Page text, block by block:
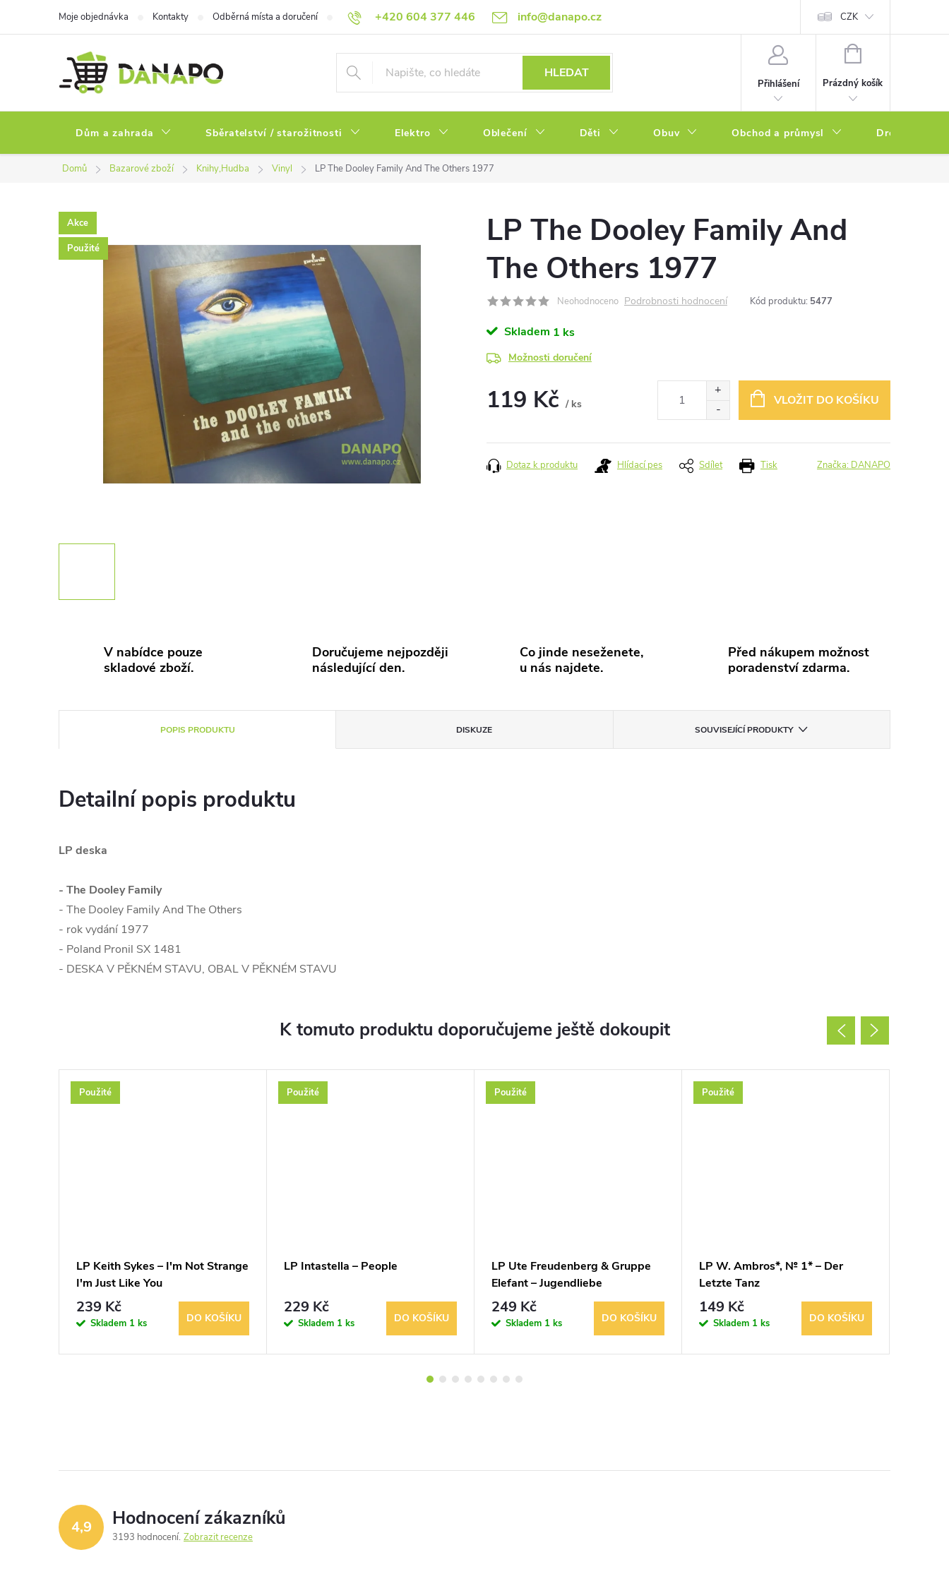
+420 604 377 446 info@danapo.cz
Moje objednávka Kontakty Odběrná místa a doručení Hodnocení obchodu Obchodní podmínky Reklamace a výměna zboží Podmínky ochrany osobních údajů Soubory cookies
CZK
HLEDAT
Přihlášení
NÁKUPNÍ
Prázdný košík
Dům a zahrada Sběratelství / starožitnosti Elektro Oblečení Děti Obuv Obchod a průmysl Drogerie
Domů Bazarové zboží Knihy,Hudba Vinyl LP The Dooley Family And The Others 1977
Akce
Použité
LP The Dooley Family And
The Others 1977
Neohodnoceno Podrobnosti hodnocení Kód produktu: 5477
Skladem 1 ks
Možnosti doručení
119 Kč / ks
VLOŽIT DO KOŠÍKU
Tisk
Dotaz k produktu Hlídací pes Sdílet Značka: DANAPO
V nabídce pouze
skladové zboží.
Doručujeme nejpozději
následující den.
Co jinde neseženete,
u nás najdete.
Před nákupem možnost
poradenství zdarma.
POPIS PRODUKTU DISKUZE SOUVISEJÍCÍ PRODUKTY
Detailní popis produktu
LP deska
- The Dooley Family
- The Dooley Family And The Others
- rok vydání 1977
- Poland Pronil SX 1481
- DESKA V PĚKNÉM STAVU, OBAL V PĚKNÉM STAVU
K tomuto produktu doporučujeme ještě dokoupit
Použité
LP Keith Sykes – I'm Not Strange
I'm Just Like You
239 Kč
Skladem 1 ks DO KOŠÍKU
Použité
LP Intastella – People
229 Kč
Skladem 1 ks DO KOŠÍKU
Použité
LP Ute Freudenberg & Gruppe
Elefant – Jugendliebe
249 Kč
Skladem 1 ks DO KOŠÍKU
Použité
LP W. Ambros*, № 1* – Der
Letzte Tanz
149 Kč
Skladem 1 ks DO KOŠÍKU
4,9 Hodnocení zákazníků
3193 hodnocení Zobrazit recenze